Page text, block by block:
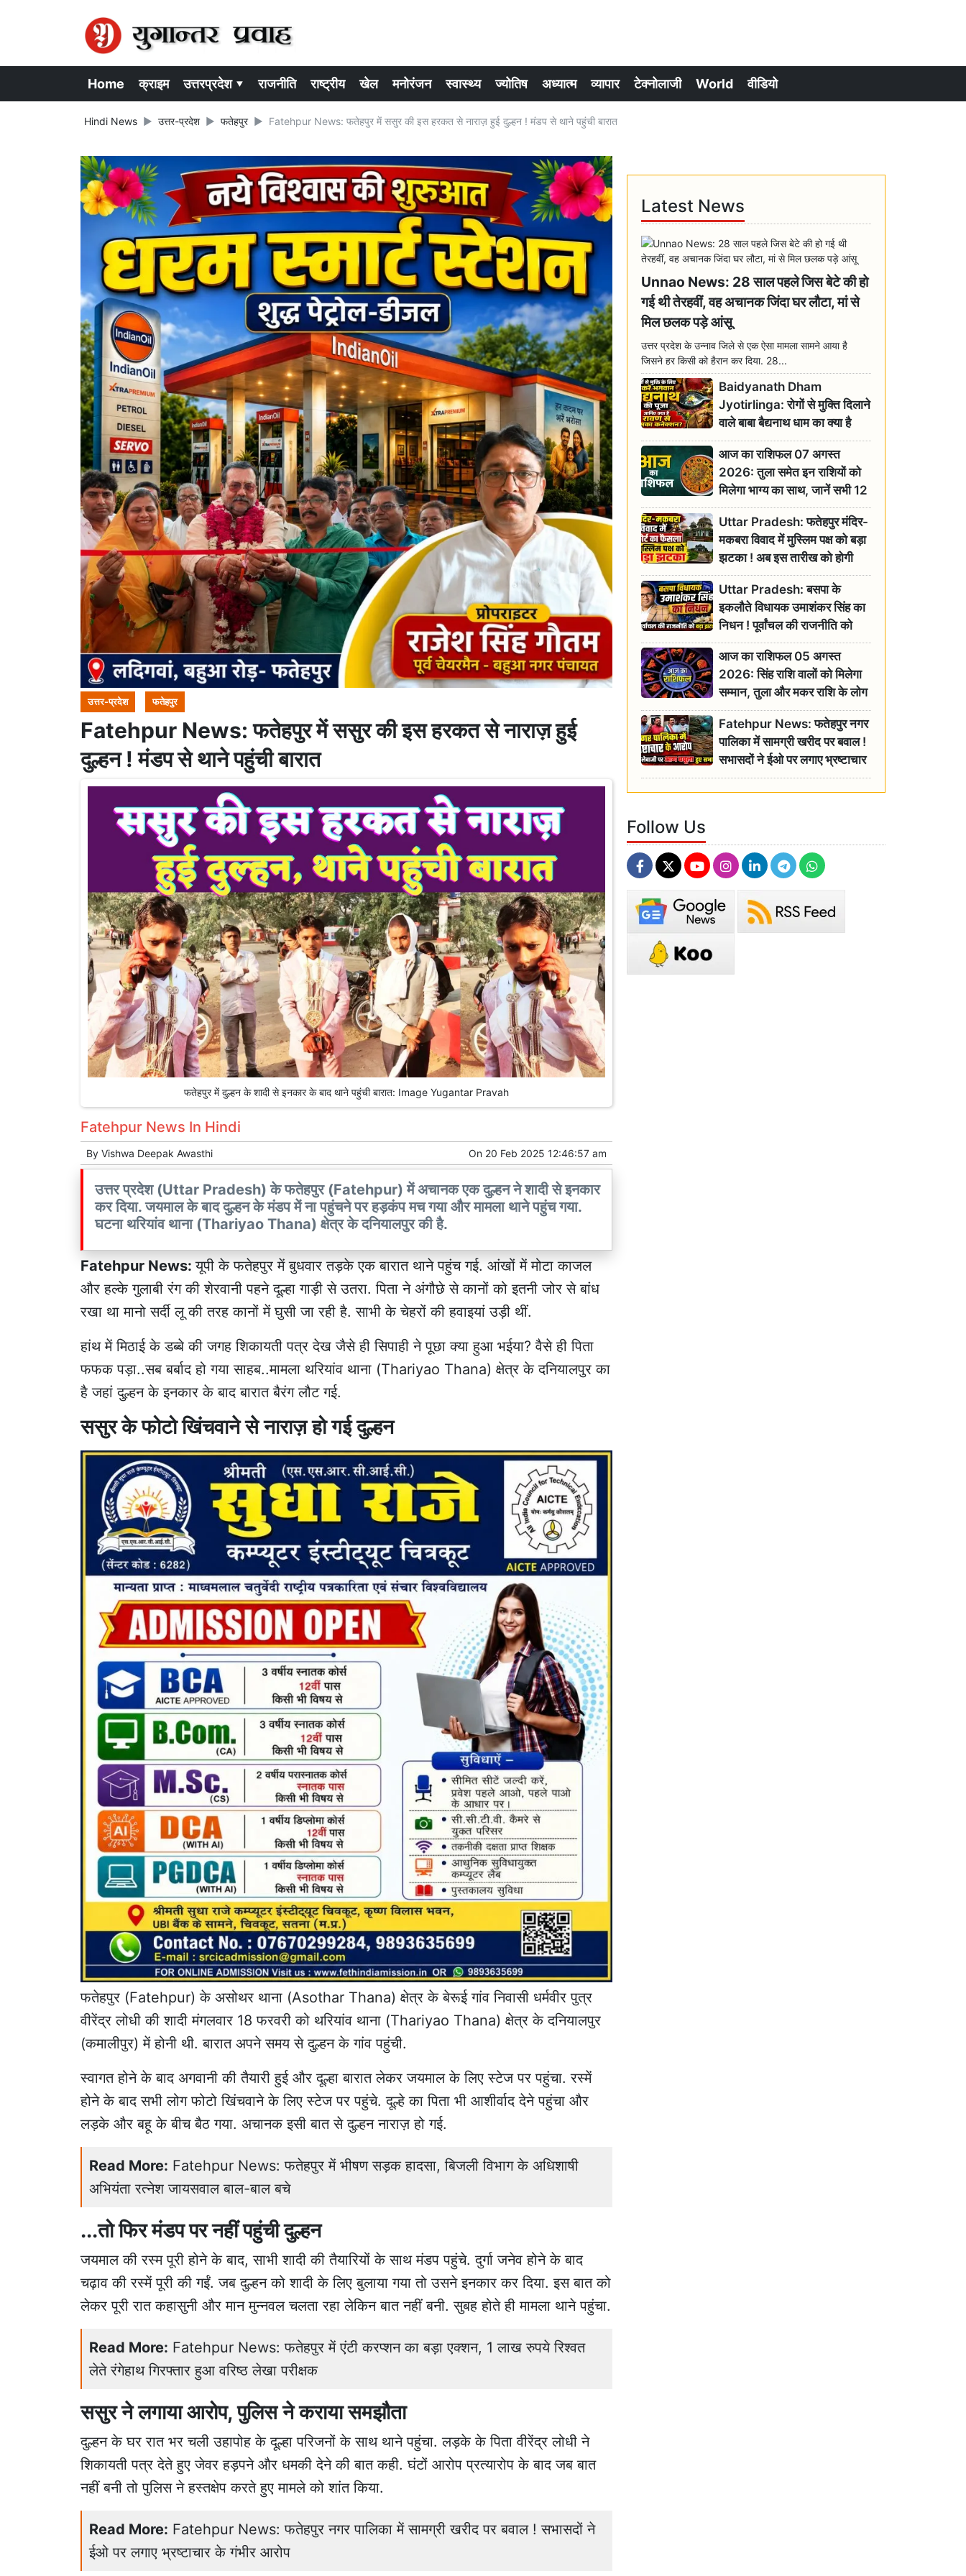
Home क्राइम उत्तरप्रदेश ▾ राजनीति राष्ट्रीय खेल मनोरंजन स्वास्थ्य ज्योतिष अध्यात्म व्यापार टेक्नोलाजी World वीडियो
Hindi News उत्तर-प्रदेश फतेहपुर Fatehpur News: फतेहपुर में ससुर की इस हरकत से नाराज़ हुई दुल्हन ! मंडप से थाने पहुंची बारात
उत्तर-प्रदेश फतेहपुर
Fatehpur News: फतेहपुर में ससुर की इस हरकत से नाराज़ हुई
दुल्हन ! मंडप से थाने पहुंची बारात
फतेहपुर में दुल्हन के शादी से इनकार के बाद थाने पहुंची बारात: Image Yugantar Pravah
Fatehpur News In Hindi
By Vishwa Deepak Awasthi On 20 Feb 2025 12:46:57 am
उत्तर प्रदेश (Uttar Pradesh) के फतेहपुर (Fatehpur) में अचानक एक दुल्हन ने शादी से इनकार
कर दिया. जयमाल के बाद दुल्हन के मंडप में ना पहुंचने पर हड़कंप मच गया और मामला थाने पहुंच गया.
घटना थरियांव थाना (Thariyao Thana) क्षेत्र के दनियालपुर की है.
Fatehpur News:यूपी के फतेहपुर में बुधवार तड़के एक बारात थाने पहुंच गई. आंखों में मोटा काजल
और हल्के गुलाबी रंग की शेरवानी पहने दूल्हा गाड़ी से उतरा. पिता ने अंगौछे से कानों को इतनी जोर से बांध
रखा था मानो सर्दी लू की तरह कानों में घुसी जा रही है. साभी के चेहरों की हवाइयां उड़ी थीं.
हांथ में मिठाई के डब्बे की जगह शिकायती पत्र देख जैसे ही सिपाही ने पूछा क्या हुआ भईया? वैसे ही पिता
फफक पड़ा..सब बर्बाद हो गया साहब..मामला थरियांव थाना (Thariyao Thana) क्षेत्र के दनियालपुर का
है जहां दुल्हन के इनकार के बाद बारात बैरंग लौट गई.
ससुर के फोटो खिंचवाने से नाराज़ हो गई दुल्हन
फतेहपुर (Fatehpur) के असोथर थाना (Asothar Thana) क्षेत्र के बेरूई गांव निवासी धर्मवीर पुत्र
वीरेंद्र लोधी की शादी मंगलवार 18 फरवरी को थरियांव थाना (Thariyao Thana) क्षेत्र के दनियालपुर
(कमालीपुर) में होनी थी. बारात अपने समय से दुल्हन के गांव पहुंची.
स्वागत होने के बाद अगवानी की तैयारी हुई और दूल्हा बारात लेकर जयमाल के लिए स्टेज पर पहुंचा. रस्में
होने के बाद सभी लोग फोटो खिंचवाने के लिए स्टेज पर पहुंचे. दूल्हे का पिता भी आशीर्वाद देने पहुंचा और
लड़के और बहू के बीच बैठ गया. अचानक इसी बात से दुल्हन नाराज़ हो गई.
Read More: Fatehpur News: फतेहपुर में भीषण सड़क हादसा, बिजली विभाग के अधिशाषी
अभियंता रत्नेश जायसवाल बाल-बाल बचे
...तो फिर मंडप पर नहीं पहुंची दुल्हन
जयमाल की रस्म पूरी होने के बाद, साभी शादी की तैयारियों के साथ मंडप पहुंचे. दुर्गा जनेव होने के बाद
चढ़ाव की रस्में पूरी की गईं. जब दुल्हन को शादी के लिए बुलाया गया तो उसने इनकार कर दिया. इस बात को
लेकर पूरी रात कहासुनी और मान मुन्नवल चलता रहा लेकिन बात नहीं बनी. सुबह होते ही मामला थाने पहुंचा.
Read More: Fatehpur News: फतेहपुर में एंटी करप्शन का बड़ा एक्शन, 1 लाख रुपये रिश्वत
लेते रंगेहाथ गिरफ्तार हुआ वरिष्ठ लेखा परीक्षक
ससुर ने लगाया आरोप, पुलिस ने कराया समझौता
दुल्हन के घर रात भर चली उहापोह के दूल्हा परिजनों के साथ थाने पहुंचा. लड़के के पिता वीरेंद्र लोधी ने
शिकायती पत्र देते हुए जेवर हड़पने और धमकी देने की बात कही. घंटों आरोप प्रत्यारोप के बाद जब बात
नहीं बनी तो पुलिस ने हस्तक्षेप करते हुए मामले को शांत किया.
Read More: Fatehpur News: फतेहपुर नगर पालिका में सामग्री खरीद पर बवाल ! सभासदों ने
ईओ पर लगाए भ्रष्टाचार के गंभीर आरोप
Latest News
Unnao News: 28 साल पहले जिस बेटे की हो
गई थी तेरहवीं, वह अचानक जिंदा घर लौटा, मां से
मिल छलक पड़े आंसू
उत्तर प्रदेश के उन्नाव जिले से एक ऐसा मामला सामने आया है
जिसने हर किसी को हैरान कर दिया. 28...
Baidyanath Dham
Jyotirlinga: रोगों से मुक्ति दिलाने
वाले बाबा बैद्यनाथ धाम का क्या है
रावण से संबंध? जानिए ज्योतिर्लिंग की
महिमा
आज का राशिफल 07 अगस्त
2026: तुला समेत इन राशियों को
मिलेगा भाग्य का साथ, जानें सभी 12
राशियों का दैनिक भाग्यफल
Uttar Pradesh: फतेहपुर मंदिर-
मकबरा विवाद में मुस्लिम पक्ष को बड़ा
झटका ! अब इस तारीख को होगी
सुनवाई
Uttar Pradesh: बसपा के
इकलौते विधायक उमाशंकर सिंह का
निधन ! पूर्वांचल की राजनीति को
बड़ा झटका, योगी ने जताया दुःख
आज का राशिफल 05 अगस्त
2026: सिंह राशि वालों को मिलेगा
सम्मान, तुला और मकर राशि के लोग
रहें सतर्क
Fatehpur News: फतेहपुर नगर
पालिका में सामग्री खरीद पर बवाल !
सभासदों ने ईओ पर लगाए भ्रष्टाचार
के गंभीर आरोप
Follow Us